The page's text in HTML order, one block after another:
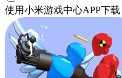
使用小米游戏中心APP下载